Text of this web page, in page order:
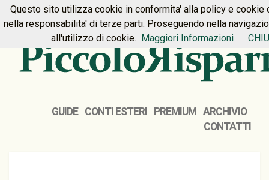
HOME PREMIUM CONTATTI
GUIDE CONTI ESTERI PREMIUM
ARCHIVIO
CONTATTI
Questo sito utilizza cookie in conformita' alla policy e cookie
nella responsabilita' di terze parti. Proseguendo nella
all'utilizzo di cookie. Maggiori Informazioni